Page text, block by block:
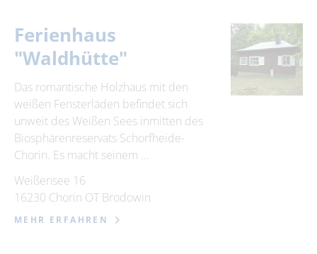
Ferienhaus
"Waldhütte"
Das romantische Holzhaus mit den
weißen Fensterläden befindet sich
unweit des Weißen Sees inmitten des
Biosphärenreservats Schorfheide-
Chorin. Es macht seinem …
Weißensee 16
16230 Chorin OT Brodowin
MEHR ERFAHREN